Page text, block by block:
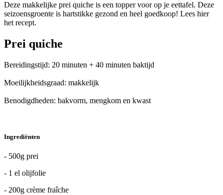
Deze makkelijke prei quiche is een topper voor op je eettafel. Deze
seizoensgroente is hartstikke gezond en heel goedkoop! Lees hier
het recept.
Prei quiche
Bereidingstijd: 20 minuten + 40 minuten baktijd
Moeilijkheidsgraad: makkelijk
Benodigdheden: bakvorm, mengkom en kwast
Ingrediënten
- 500g prei
- 1 el olijfolie
- 200g crème fraîche